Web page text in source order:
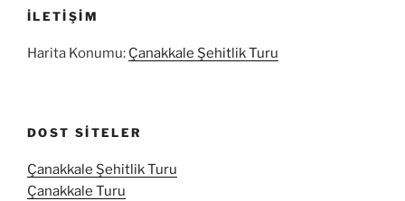
İLETIŞIM
Harita Konumu: Çanakkale Şehitlik Turu
DOST SITELER
Çanakkale Şehitlik Turu
Çanakkale Turu